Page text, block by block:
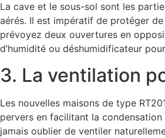
La cave et le sous-sol sont les
aérés. Il est impératif de protéger de
prévoyez deux ouvertures en
d’humidité ou déshumidificateur
3. La ventilation
Les nouvelles maisons de type
pervers en facilitant la condensation
jamais oublier de ventiler